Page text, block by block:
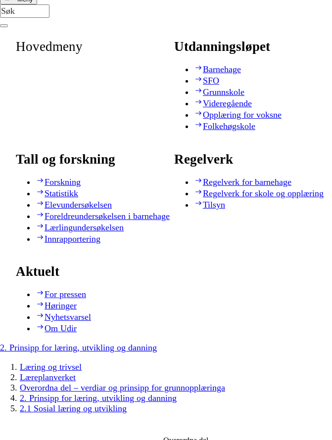
Hovedmeny Utdanningsløpet
Barnehage
SFO
Grunnskole
Videregående
Opplæring for voksne
Folkehøgskole
Tall og forskning
Forskning
Statistikk
Elevundersøkelsen
Foreldreundersøkelsen i barnehage
Lærlingundersøkelsen
Innrapportering
Regelverk
Regelverk for barnehage
Regelverk for skole og opplæring
Tilsyn
Aktuelt
For pressen
Høringer
Nyhetsvarsel
Om Udir
2. Prinsipp for læring, utvikling og danning
Læring og trivsel
Læreplanverket
Overordna del – verdiar og prinsipp for grunnopplæringa
2. Prinsipp for læring, utvikling og danning
2.1 Sosial læring og utvikling